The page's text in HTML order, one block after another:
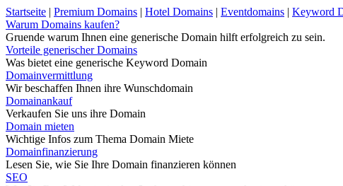
Startseite | Premium Domains | Hotel Domains | Eventdomains | Keyword
Warum Domains kaufen?
Gruende warum Ihnen eine generische Domain hilft erfolgreich zu sein.
Vorteile generischer Domains
Was bietet eine generische Keyword Domain
Domainvermittlung
Wir beschaffen Ihnen ihre Wunschdomain
Domainankauf
Verkaufen Sie uns ihre Domain
Domain mieten
Wichtige Infos zum Thema Domain Miete
Domainfinanzierung
Lesen Sie, wie Sie Ihre Domain finanzieren können
SEO